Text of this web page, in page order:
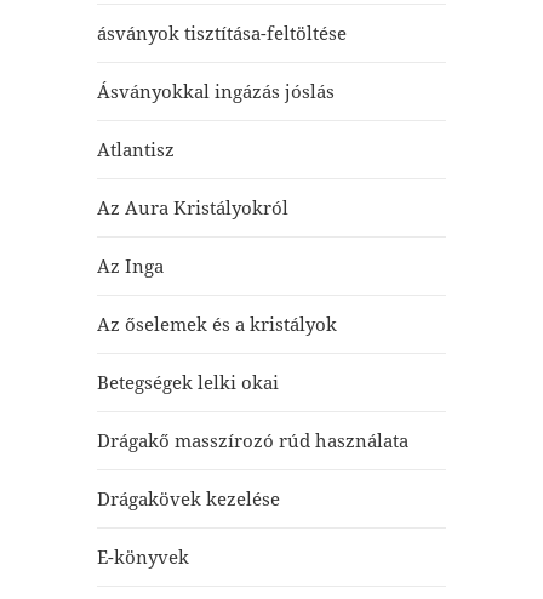
ásványok tisztítása-feltöltése
Ásványokkal ingázás jóslás
Atlantisz
Az Aura Kristályokról
Az Inga
Az őselemek és a kristályok
Betegségek lelki okai
Drágakő masszírozó rúd használata
Drágakövek kezelése
E-könyvek